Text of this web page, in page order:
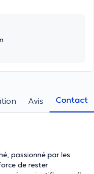
Avis Contact
passionné par les
de rester